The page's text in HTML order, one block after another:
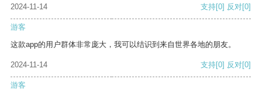
2024-11-14
支持[0] 反对[0]
游客
这款app的用户群体非常庞大，我可以结识到来自世界各地的朋友。
2024-11-14 支持[0] 反对[0]
游客